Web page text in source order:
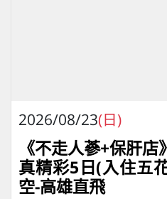
2026/08/23(日)
《不走人蔘+保肝
真精彩5日(入住五
空-高雄直飛